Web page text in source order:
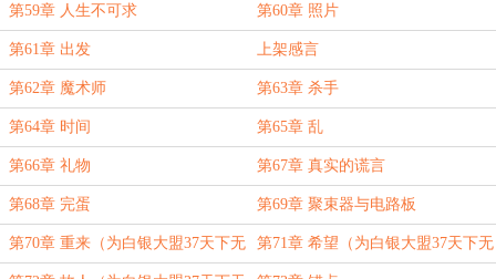
第59章 人生不可求 第60章 照片
第61章 出发 上架感言
第62章 魔术师 第63章 杀手
第64章 时间 第65章 乱
第66章 礼物 第67章 真实的谎言
第68章 完蛋 第69章 聚束器与电路板
第70章 重来（为白银大盟37天下无 第71章 希望（为白银大盟37天下无